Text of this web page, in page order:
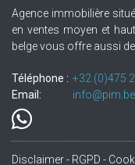
Agence immobilière
en ventes moyen et
belge vous offre aussi
Téléphone : +32.(0)475
Email:
info@pim.be
Disclaimer - RGPD -